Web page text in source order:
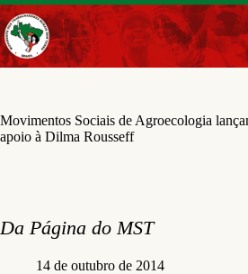
Pular
para
o
conteúdo
Movimentos Sociais de Agroecologia
apoio à Dilma Rousseff
Da Página do MST
14 de outubro de 2014